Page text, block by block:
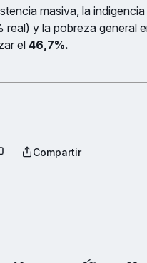
masiva, la
real) y la pobreza general
el 46,7%.
Compartir